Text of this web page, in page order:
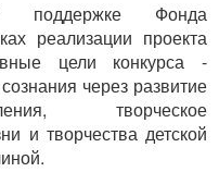
поддержке Фонда
реализации проекта
цели конкурса -
через развитие
творческое
и творчества детской